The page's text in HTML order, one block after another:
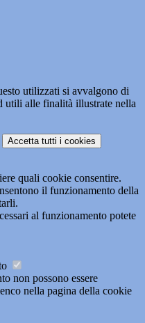
utilizzati si avvalgono di
utili alle finalità illustrate nella
Accetta tutti i cookies
quali cookie consentire.
il funzionamento della
al funzionamento potete
non possono essere
nella pagina della cookie